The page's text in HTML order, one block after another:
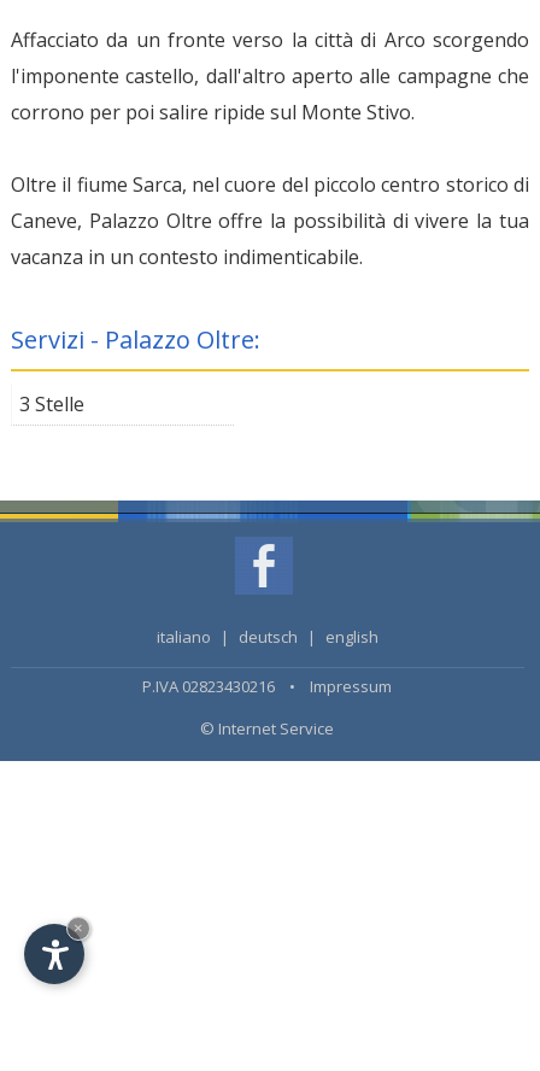
Affacciato da un fronte verso la città di Arco scorgendo
l'imponente castello, dall'altro aperto alle campagne che
corrono per poi salire ripide sul Monte Stivo.
Oltre il fiume Sarca, nel cuore del piccolo centro storico di
Caneve, Palazzo Oltre offre la possibilità di vivere la tua
vacanza in un contesto indimenticabile.
Servizi - Palazzo Oltre:
3 Stelle
italiano | deutsch | english
P.IVA 02823430216 • Impressum
© Internet Service
×